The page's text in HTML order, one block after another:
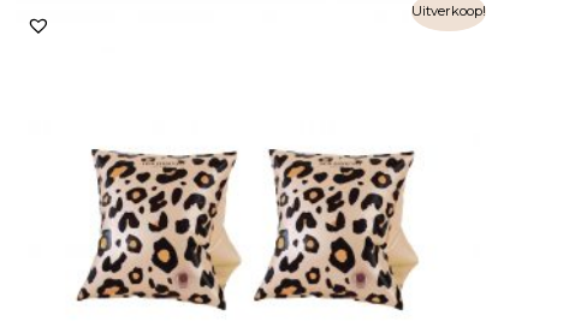
Uitverkoop!